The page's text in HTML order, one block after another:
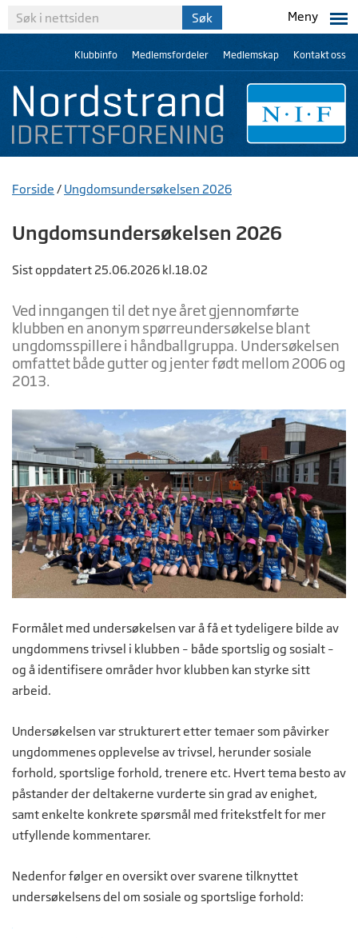
Meny
Klubbinfo Medlemsfordeler Medlemskap Kontakt oss
Forside / Ungdomsundersøkelsen 2026
Ungdomsundersøkelsen 2026
Sist oppdatert 25.06.2026 kl.18.02
Ved inngangen til det nye året gjennomførte
klubben en anonym spørreundersøkelse blant
ungdomsspillere i håndballgruppa. Undersøkelsen
omfattet både gutter og jenter født mellom 2006 og
2013.
Formålet med undersøkelsen var å få et tydeligere bilde av
ungdommens trivsel i klubben – både sportslig og sosialt –
og å identifisere områder hvor klubben kan styrke sitt
arbeid.
Undersøkelsen var strukturert etter temaer som påvirker
ungdommenes opplevelse av trivsel, herunder sosiale
forhold, sportslige forhold, trenere etc. Hvert tema besto av
påstander der deltakerne vurderte sin grad av enighet,
samt enkelte konkrete spørsmål med fritekstfelt for mer
utfyllende kommentarer.
Nedenfor følger en oversikt over svarene tilknyttet
undersøkelsens del om sosiale og sportslige forhold: